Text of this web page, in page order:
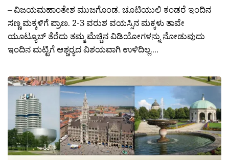
– ವಿಜಯಮಹಾಂತೇಶ ಮುಜಗೊಂಡ. ಚೂಟಿಯುಲಿ ಕಂಡರೆ ಇಂದಿನ
ಸಣ್ಣ ಮಕ್ಕಳಿಗೆ ಪ್ರಾಣ. 2-3 ವರುಶ ವಯಸ್ಸಿನ ಮಕ್ಕಳು ತಾವೇ
ಯೂಟ್ಯೂಬ್ ತೆರೆದು ತಮ್ಮ ಮೆಚ್ಚಿನ ವಿಡಿಯೋಗಳನ್ನು ನೋಡುವುದು
ಇಂದಿನ ಮಟ್ಟಿಗೆ ಆಶ್ಚರ‍್ಯದ ವಿಶಯವಾಗಿ ಉಳಿದಿಲ್ಲ....